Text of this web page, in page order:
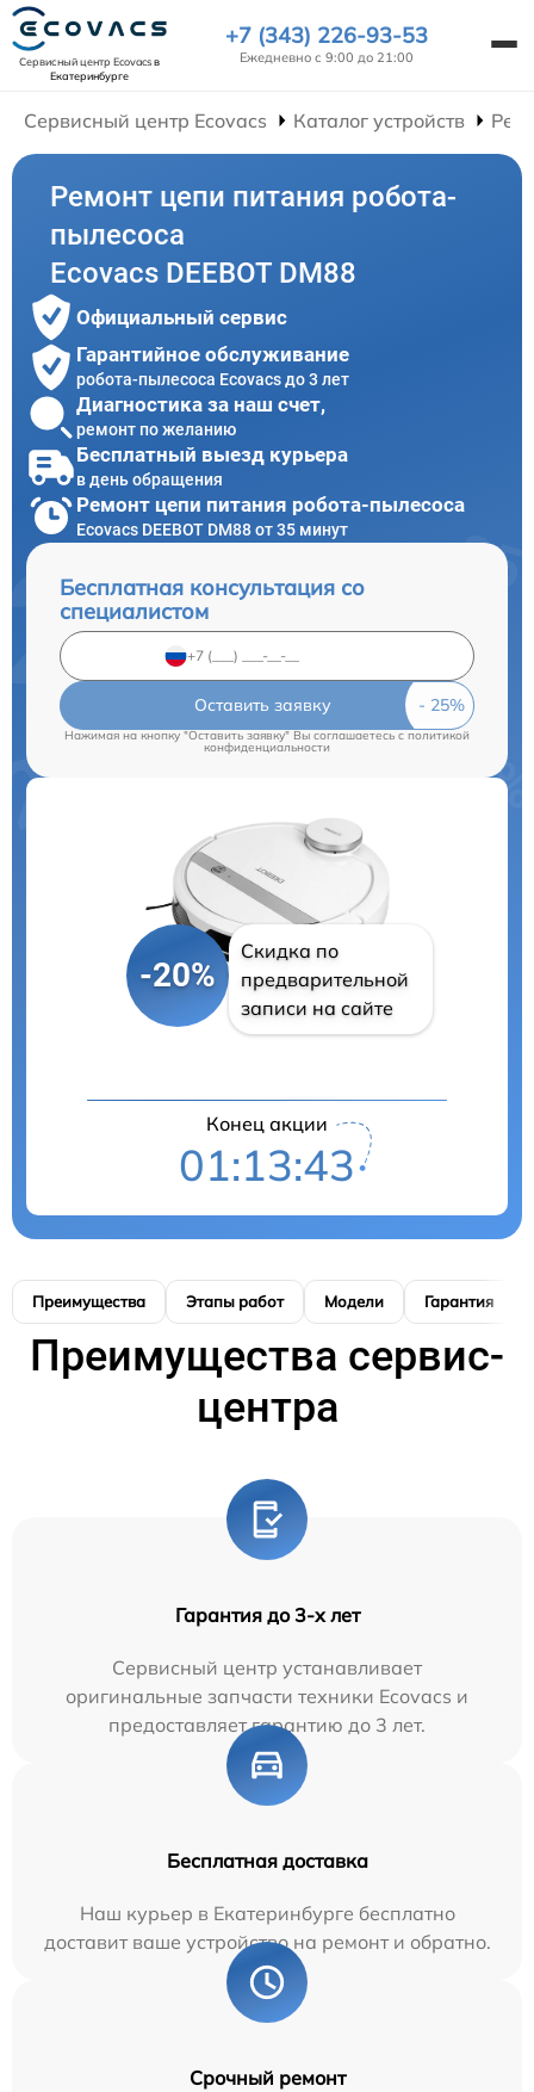
Сервисный центр Ecovacsв
Екатеринбурге
+7 (343) 226-93-53
Ежедневно с 9:00 до 21:00
Сервисный центр Ecovacs Каталог устройств
Ремонт цепи питания робота-
пылесоса
Ecovacs DEEBOT DM88
Официальный сервис
Гарантийное обслуживание
робота-пылесоса Ecovacs до 3 лет
Диагностика за наш счет,
ремонт по желанию
Бесплатный выезд курьера
в день обращения
Ремонт цепи питания робота-пылесоса
Ecovacs DEEBOT DM88 от 35 минут
Бесплатная консультация со
специалистом
Оставить заявку
Нажимая на кнопку "Оставить заявку" Вы соглашаетесь cполитикой
конфиденциальности
-20%
Скидка по
предварительной
записи на сайте
Конец акции
01:13:42
Преимущества Этапы работ Модели Гарантия
Преимущества сервис-
центра
Гарантия до 3-х лет
Сервисный центр устанавливает
оригинальные запчасти техники Ecovacs и
предоставляет гарантию до 3 лет.
Бесплатная доставка
Наш курьер в Екатеринбурге бесплатно
доставит ваше устройство на ремонт и обратно.
Срочный ремонт